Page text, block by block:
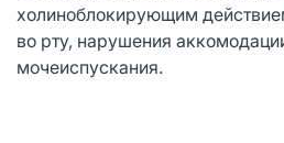
холиноблокирующим
во рту, нарушения
мочеиспускания.